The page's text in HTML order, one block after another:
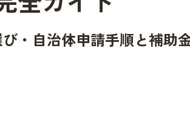
・自治体申請手順と補助